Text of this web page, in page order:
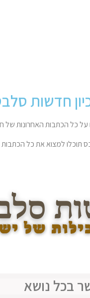
חדשות
כל הכתבות האחרונות של
תוכלו למצוא את כל
בכל נושא